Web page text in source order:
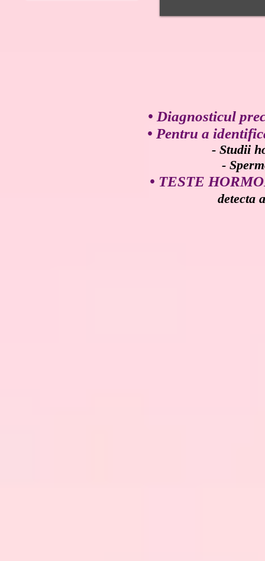
• Diagnosticul
• Pentru a
- Studii
-
• TESTE
detecta